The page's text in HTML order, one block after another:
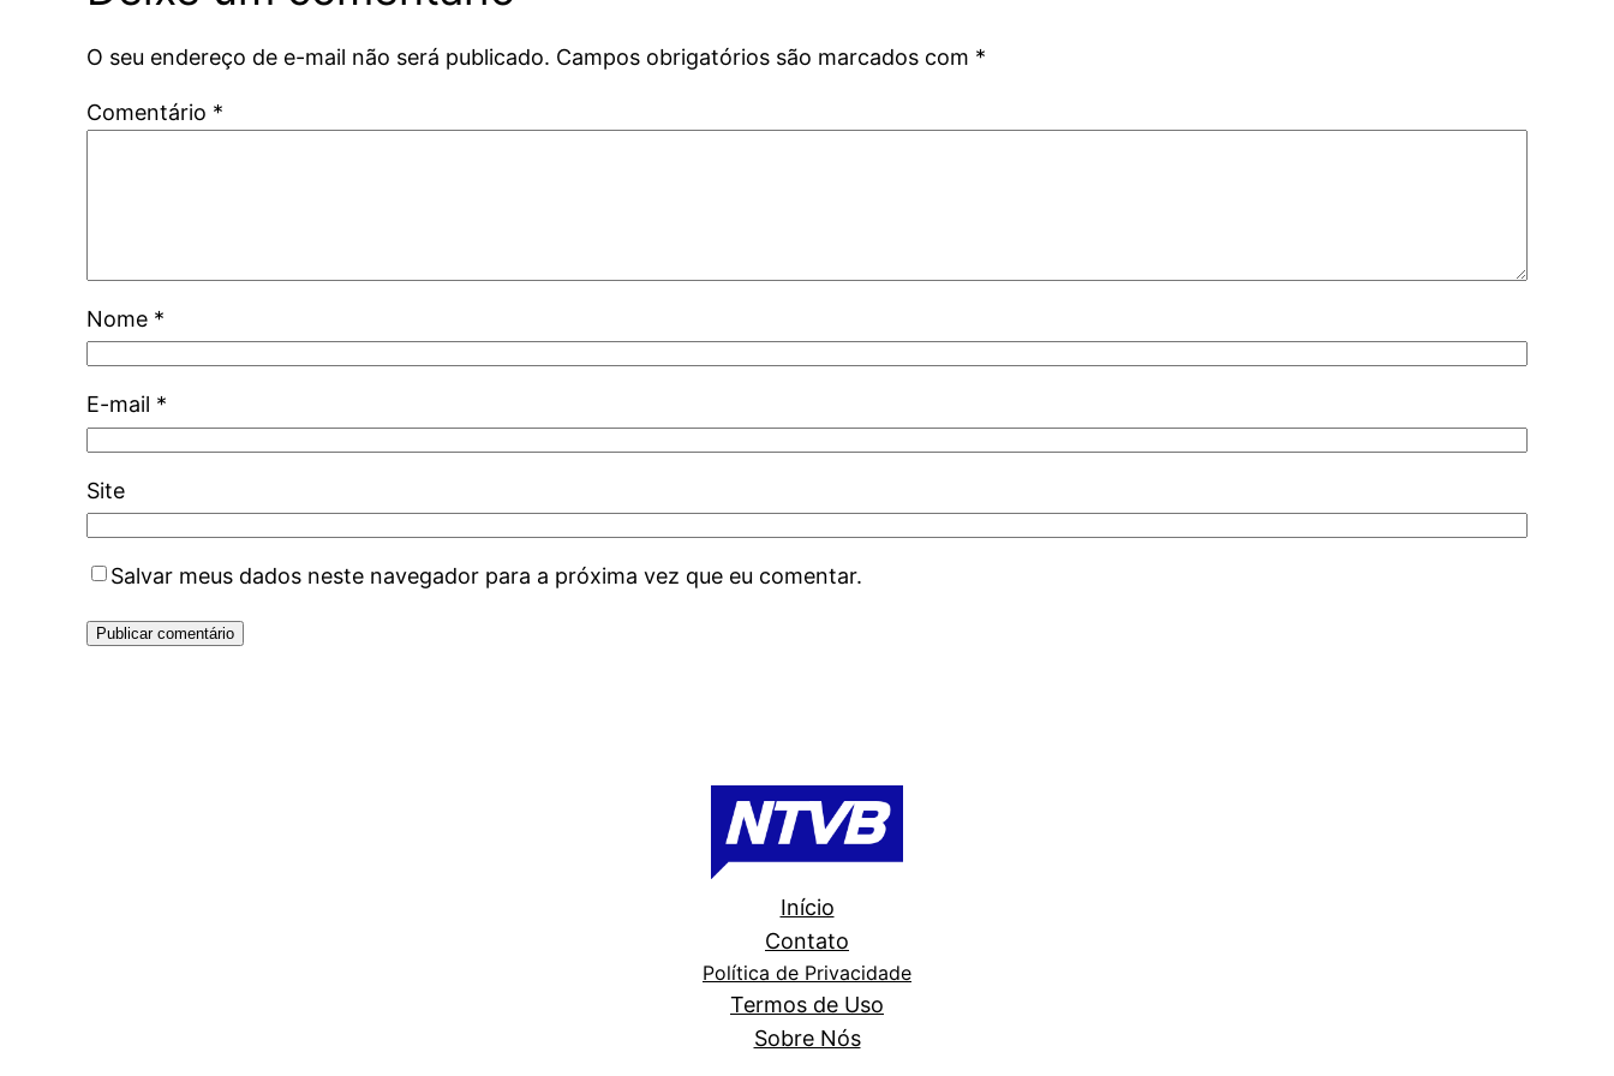
O seu endereço de e-mail não será publicado. Campos obrigatórios são marcados com *
Comentário *
Nome *
E-mail *
Site
Salvar meus dados neste navegador para a próxima vez que eu comentar.
Início
Contato
Política de Privacidade
Termos de Uso
Sobre Nós